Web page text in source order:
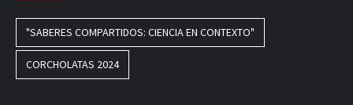
"SABERES COMPARTIDOS: CIENCIA EN CONTEXTO"
CORCHOLATAS 2024